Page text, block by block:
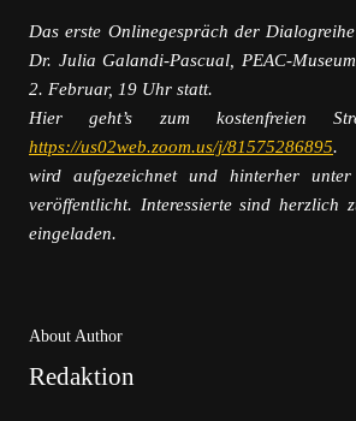
Das erste Onlinegespräch der
Dr. Julia Galandi-Pascual, PEAC-
2. Februar, 19 Uhr statt.
Hier geht’s zum kostenfreien
https://us02web.zoom.us/j/81575286895.
wird aufgezeichnet und hinterher unter
veröffentlicht. Interessierte sind herzlich
eingeladen.
About Author
Redaktion